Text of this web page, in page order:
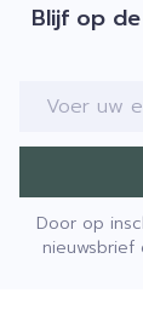
Blijf op
E-mail adres
Door op